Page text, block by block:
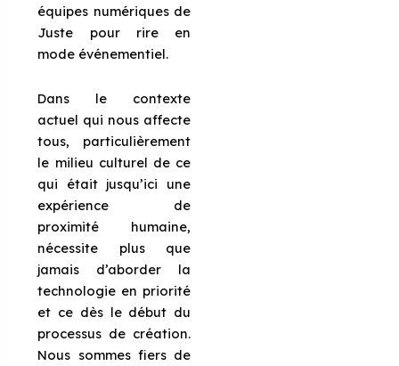
équipes numériques de
Juste pour rire en
mode événementiel.
Dans le contexte
actuel qui nous affecte
tous, particulièrement
le milieu culturel de ce
qui était jusqu’ici une
expérience de
proximité humaine,
nécessite plus que
jamais d’aborder la
technologie en priorité
et ce dès le début du
processus de création.
Nous sommes fiers de